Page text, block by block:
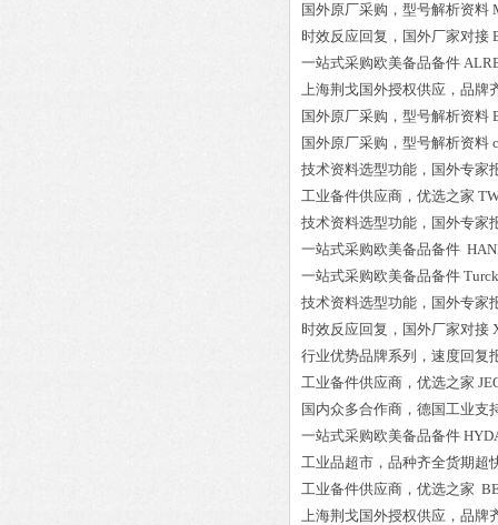
国外原厂采购，型号解析资料
时效反应回复，国外厂家对接
一站式采购欧美备品备件
上海荆戈国外授权供应，品牌
国外原厂采购，型号解析资料
国外原厂采购，型号解析资料
技术资料选型功能，国外专家
工业备件供应商，优选之家
技术资料选型功能，国外专家
一站式采购欧美备品备件
一站式采购欧美备品备件
技术资料选型功能，国外专家
时效反应回复，国外厂家对接
行业优势品牌系列，速度回复
工业备件供应商，优选之家
国内众多合作商，德国工业支
一站式采购欧美备品备件
工业品超市，品种齐全货期超
工业备件供应商，优选之家
上海荆戈国外授权供应，品牌